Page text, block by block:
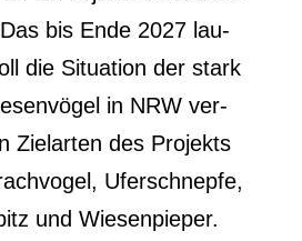
bis Ende 2027 lau­
die Situa­ti­on der stark
in NRW ver­
Ziel­ar­ten des Pro­jekts
Ufer­schnep­fe,
und Wie­sen­pie­per.